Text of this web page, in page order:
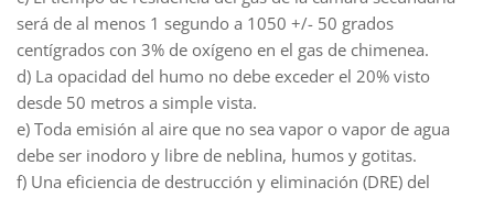
será de al menos 1 segundo a 1050 +/- 50 grados
centígrados con 3% de oxígeno en el gas de chimenea.
d) La opacidad del humo no debe exceder el 20% visto
desde 50 metros a simple vista.
e) Toda emisión al aire que no sea vapor o vapor de agua
debe ser inodoro y libre de neblina, humos y gotitas.
f) Una eficiencia de destrucción y eliminación (DRE) del